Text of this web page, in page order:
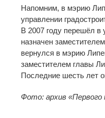
Напомним, в мэрию
управлении
В 2007 году перешёл в
назначен
вернулся в мэрию
заместителем главы
Последние шесть лет
Фото: архив «Первого